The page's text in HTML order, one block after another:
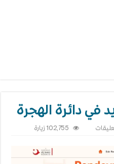
في دائرة الهجرة
على
102,755 زيارة